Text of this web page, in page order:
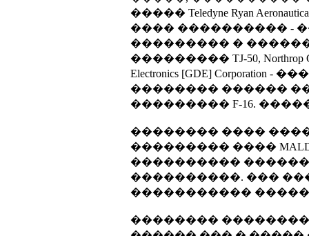
����� Teledyne Ryan
���� ���������� -
��������� � �������:
��������� TJ-50,
Electronics [GDE]
�������� ������
��������� F-16.
�������� ����
��������� ����
����������
����������. ���
�����������
��������